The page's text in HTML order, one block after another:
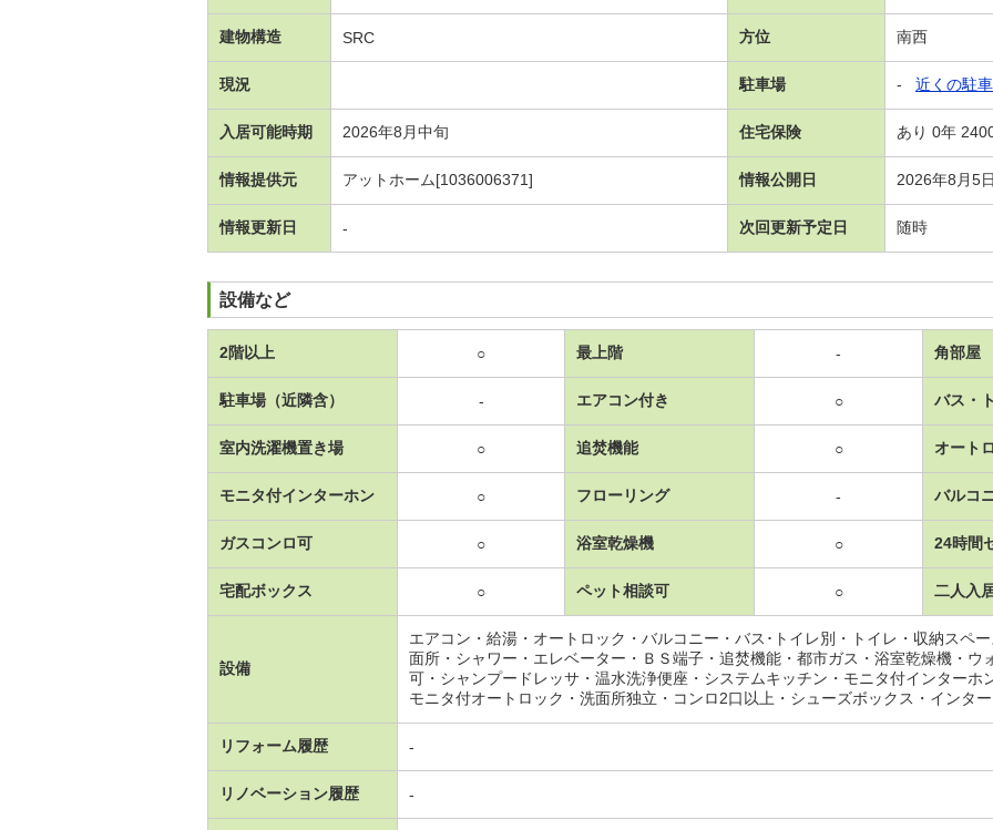
建物構造 SRC 方位 南西
現況 駐車場 - 近くの駐
入居可能時期 2026年8月中旬 住宅保険 あり 0年
情報提供元 アットホーム[1036006371] 情報公開日 2026年8月5日
情報更新日 - 次回更新予定日 随時
設備など
2階以上 ○ 最上階 - 角部屋
駐車場（近隣含） - エアコン付き ○ バス・
室内洗濯機置き場 ○ 追焚機能 ○ オート
モニタ付インターホン ○ フローリング - バルコ
ガスコンロ可 ○ 浴室乾燥機 ○ 24時間
宅配ボックス ○ ペット相談可 ○ 二人入
設備
エアコン・給湯・オートロック・バルコニー・バス･トイレ別・トイレ・収納スペ
面所・シャワー・エレベーター・ＢＳ端子・追焚機能・都市ガス・浴室乾燥機・ウ
可・シャンプードレッサ・温水洗浄便座・システムキッチン・モニタ付インターホ
モニタ付オートロック・洗面所独立・コンロ2口以上・シューズボックス・インタ
リフォーム履歴 -
リノベーション履歴 -